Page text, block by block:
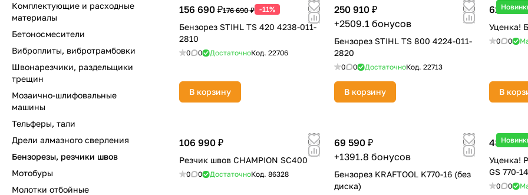
156 690 ₽176 690 ₽ -11%
Бензорез STIHL TS 420 4238-011-
2810
0 0 ДостаточноКод. 22706
В корзину
250 910 ₽
+2509.1 бонусов
Бензорез STIHL TS 800 4224-011-
2820
0 0 ДостаточноКод. 22713
В корзину
62 990 ₽
Уценка!
0 0
В
106 990 ₽
Резчик швов CHAMPION SC400
0 0 ДостаточноКод. 86328
69 590 ₽
+1391.8 бонусов
Бензорез KRAFTOOL K770-16 (без
диска)
48 990 ₽
Уценка!
GS 770-
0 0
Комплектующие и расходные
материалы
Бетоносмесители
Виброплиты, вибротрамбовки
Швонарезчики, раздельщики
трещин
Мозаично-шлифовальные
машины
Тельферы, тали
Дрели алмазного сверления
Бензорезы, резчики швов
Мотобуры
Молотки отбойные
Оплачивайте сегодня только
% картой любого банка
Получайте товарвыбранный способом
Оставшиеся
с вашей картыпо каждые 2 недели